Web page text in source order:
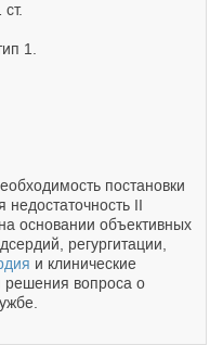
1.
постановки
недостаточность II
основании объективных
регургитации,
и клинические
вопроса о